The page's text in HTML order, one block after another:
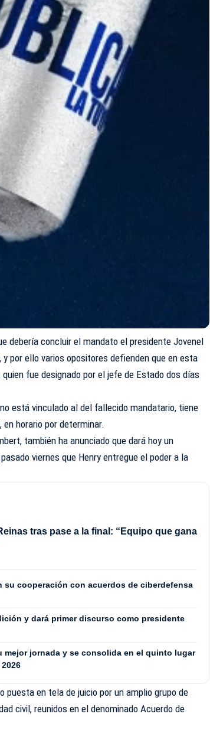
debería concluir el mandato el presidente Jovenel
y por ello varios opositores defienden que en esta
fue designado por el jefe de Estado dos días
está vinculado al del fallecido mandatario, tiene
horario por determinar.
también ha anunciado que dará hoy un
viernes que Henry entregue el poder a la
tras pase a la final: “Equipo que gana
su cooperación con acuerdos de ciberdefensa
y dará primer discurso como presidente
mejor jornada y se consolida en el quinto lugar
puesta en tela de juicio por un amplio grupo de
civil, reunidos en el denominado Acuerdo de